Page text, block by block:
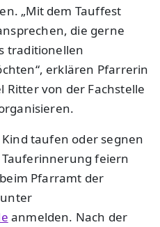
„Mit dem Tauffest
die gerne
traditionellen
erklären Pfarrerin
Ritter von der Fachstelle
taufen oder segnen
feiern
Pfarramt der
anmelden. Nach der